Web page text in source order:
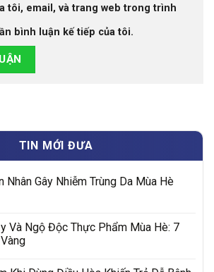
tôi, email, và trang web trong trình
bình luận kế tiếp của tôi.
TIN MỚI ĐƯA
Nhân Gây Nhiễm Trùng Da Mùa Hè
Và Ngộ Độc Thực Phẩm Mùa Hè: 7